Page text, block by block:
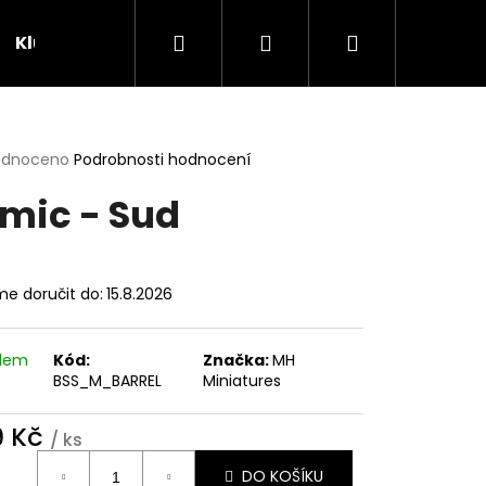
Klubovna SoutěžeHledat PřihlášeníNákupní
Podrobnosti hodnocení
- Sud
doručit do: 15.8.2026
Kód:
BSS_M_BARREL
Značka:MH
Miniatures
Kč / ks
DO KOŠÍKU